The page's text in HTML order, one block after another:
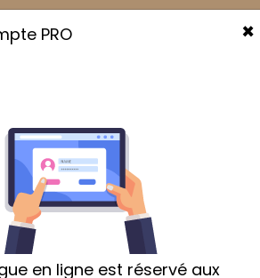
Showing 1-7 of 7 item(s)
×
PRO
en ligne est réservé aux